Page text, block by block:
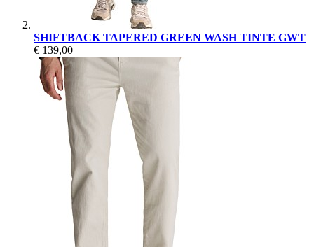
SHIFTBACK TAPERED GREEN WASH TINTE GWT
€ 139,00